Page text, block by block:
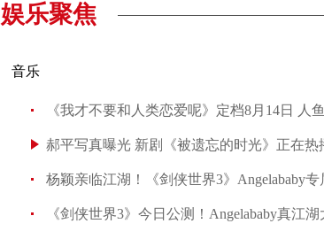
娱乐聚焦
音乐
郝平写真曝光 新剧《被遗忘的时光》正在热
《剑侠世界3》今日公测！Angelababy真江